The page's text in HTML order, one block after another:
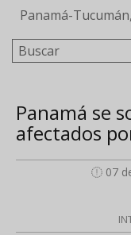
Panamá-
Buscar
Panamá se
afectados
07